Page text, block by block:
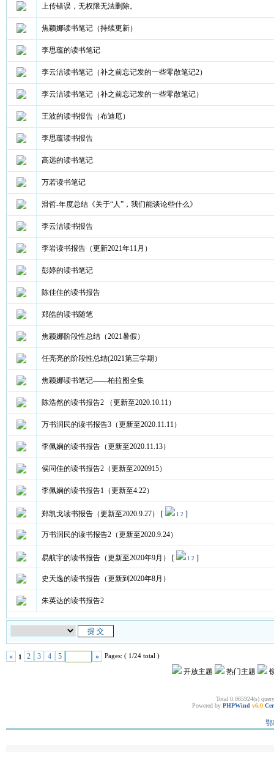
上传错误，无权限无法删除。
焦颖娜读书笔记（持续更新）
李思蕴的读书笔记
李云洁读书笔记（补之前忘记发的一些零散笔记2）
李云洁读书笔记（补之前忘记发的一些零散笔记）
王波的读书报告（布迪厄）
李思蕴读书报告
高远的读书笔记
万若读书笔记
滑哲-年度总结《关于“人”，我们能谈论些什么》
李云洁读书报告
李岩读书报告（更新2021年11月）
彭婷的读书笔记
陈佳佳的读书报告
郑皓的读书随笔
焦颖娜阶段性总结（2021暑假）
任亮亮的阶段性总结(2021第三学期）
焦颖娜读书笔记——柏拉图全集
陈浩然的读书报告2 （更新至2020.10.11）
万书润民的读书报告3（更新至2020.11.11）
李佩娴的读书报告（更新至2020.11.13）
侯同佳的读书报告2（更新至2020915）
李佩娴的读书报告1（更新至4.22）
郑凯戈读书报告（更新至2020.9.27） [ 1 2 ]
万书润民的读书报告2（更新至2020.9.24）
易航宇的读书报告（更新至2020年9月） [ 1 2 ]
史天逸的读书报告（更新到2020年8月）
朱英达的读书报告2
« 1 2 3 4 5 » Pages: ( 1/24 total )
开放主题 热门主题
Total 0.065924(s)
Powered by PHPWind v6.0
鄂